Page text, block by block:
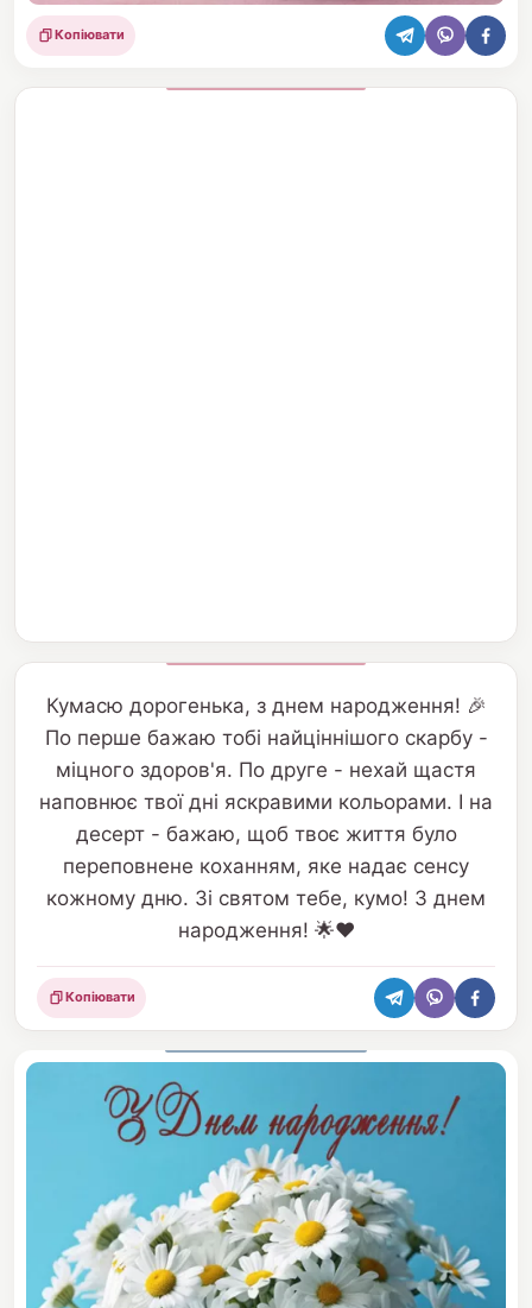
Поділитися
Копіювати
Кумасю дорогенька, з днем народження! 🎉
По перше бажаю тобі найціннішого скарбу -
міцного здоров'я. По друге - нехай щастя
наповнює твої дні яскравими кольорами. І на
десерт - бажаю, щоб твоє життя було
переповнене коханням, яке надає сенсу
кожному дню. Зі святом тебе, кумо! З днем
народження! 🌟❤️
Поділитися
Копіювати